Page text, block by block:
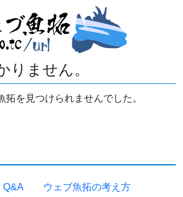
りません。
拓を見つけられませんでした。
Q&A ウェブ魚拓の考え方